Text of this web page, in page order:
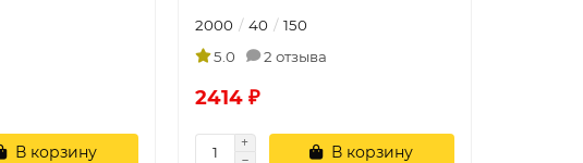
В корзину
2000 40
150
5.0
2 отзыва
2414 ₽
В корзину